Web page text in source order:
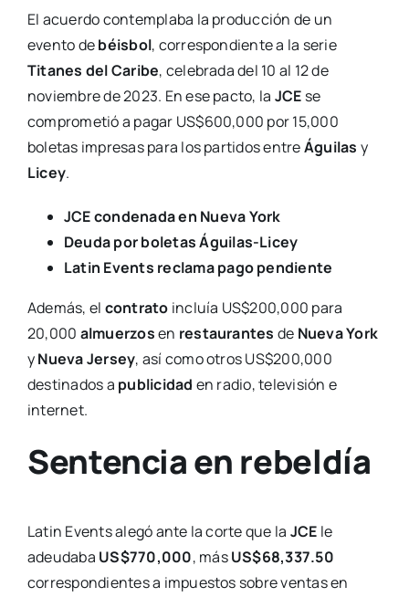
El acuerdo contemplaba la producción de un
evento debéisbol, correspondiente a la serie
Titanes del Caribe, celebrada del 10 al 12 de
noviembre de 2023. En ese pacto, la JCE se
comprometió a pagar US$600,000 por 15,000
boletas impresas para los partidos entreÁguilas y
Licey.
JCE condenada en Nueva York
Deuda por boletas Águilas-Licey
Latin Events reclama pago pendiente
Además, el contrato incluía US$200,000 para
20,000 almuerzosen restaurantes de Nueva York
yNueva Jersey, así como otros US$200,000
destinados a publicidad en radio, televisión e
internet.
Sentencia en rebeldía
Latin Events alegó ante la corte que la JCE le
adeudaba US$770,000, másUS$68,337.50
correspondientes a impuestos sobre ventas en